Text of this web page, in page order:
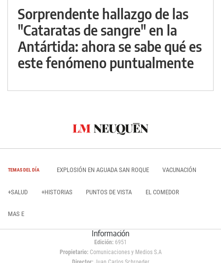
Sorprendente hallazgo de las
"Cataratas de sangre" en la
Antártida: ahora se sabe qué es
este fenómeno puntualmente
TEMAS DEL DÍA EXPLOSIÓN EN AGUADA SAN ROQUE VACUNACIÓN
+SALUD +HISTORIAS PUNTOS DE VISTA EL COMEDOR
MAS E
Información
Edición: 6951
Propietario:Comunicaciones y Medios S.A